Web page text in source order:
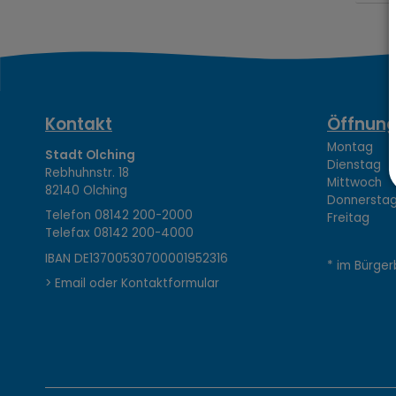
K
o
n
t
Kontakt
Stadt Olching
Rebhuhnstr. 18
82140 Olching
Telefon08142 200-2000
Telefax08142 200-4000
IBAN DE13700530700001952316
> Email oder Kontaktformular
Montag
Dienstag
Mittwoch
Freitag
* im